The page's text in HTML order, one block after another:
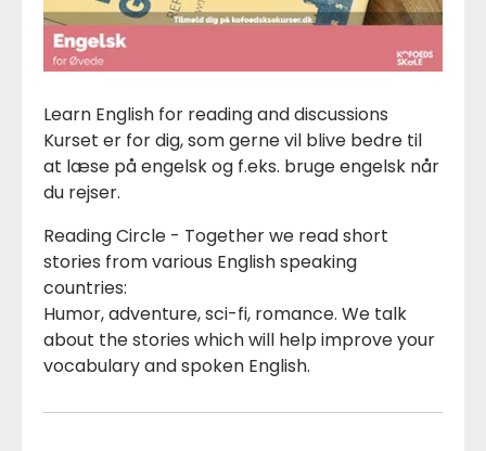
Learn English for reading and discussions
Kurset er for dig, som gerne vil blive bedre til
at læse på engelsk og f.eks. bruge engelsk når
du rejser.
Reading Circle - Together we read short
stories from various English speaking
countries:
Humor, adventure, sci-fi, romance. We talk
about the stories which will help improve your
vocabulary and spoken English.